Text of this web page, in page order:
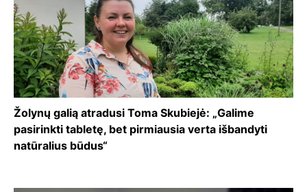
Žolynų galią atradusi Toma Skubiejė: „Galime
pasirinkti tabletę, bet pirmiausia verta išbandyti
natūralius būdus“